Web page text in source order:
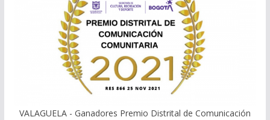
VALAGUELA - Ganadores Premio Distrital de Comunicación